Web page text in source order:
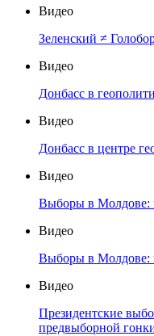
Видео
Зеленский ≠
Видео
Донбасс в
Видео
Донбасс в центре
Видео
Выборы в Молдове:
Видео
Выборы в Молдове:
Видео
Президентские
предвыборной